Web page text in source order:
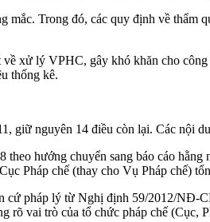
mắc. Trong đó, các quy định về
xử lý VPHC, gây khó khăn cho
thống kê.
nguyên 14 điều còn lại. Các nội
hướng chuyển sang báo cáo
Pháp chế (thay cho Vụ Pháp chế)
cứ pháp lý từ Nghị định 59/2012/
vai trò của tổ chức pháp chế